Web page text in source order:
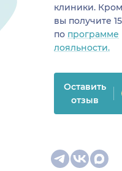
клиники.
вы получите
по программе
лояльности.
Оставить
отзыв